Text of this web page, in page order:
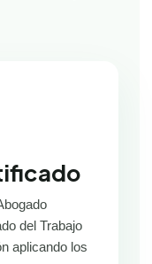
del Trabajo
aplicando los